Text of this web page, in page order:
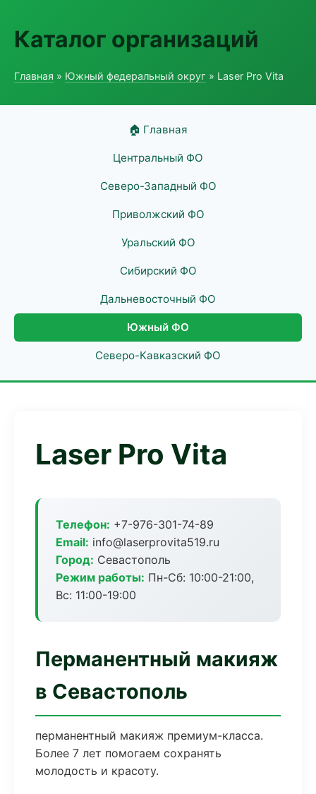
Каталог организаций
Главная » Южный федеральный округ » Laser Pro Vita
🏠 Главная
Центральный ФО
Северо-Западный ФО
Приволжский ФО
Уральский ФО
Сибирский ФО
Дальневосточный ФО
Южный ФО
Северо-Кавказский ФО
Laser Pro Vita
Телефон: +7-976-301-74-89
Email: info@laserprovita519.ru
Город: Севастополь
Режим работы: Пн-Сб: 10:00-21:00,
Вс: 11:00-19:00
Перманентный макияж
в Севастополь
перманентный макияж премиум-класса.
Более 7 лет помогаем сохранять
молодость и красоту.